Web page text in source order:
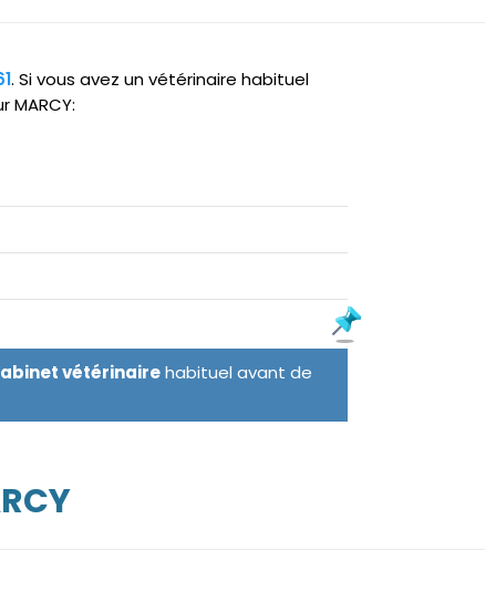
. Si vous avez un vétérinaire habituel
vétérinairehabituel avant de